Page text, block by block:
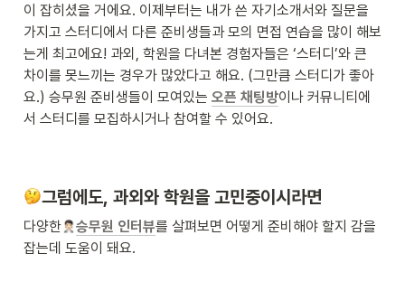
이 잡히셨을 거에요. 이제부터는 내가 쓴 자기소개서와 질문을
가지고 스터디에서 다른 준비생들과 모의 면접 연습을 많이 해보
는게 최고에요! 과외, 학원을 다녀본 경험자들은 ‘스터디’와 큰
차이를 못느끼는 경우가 많았다고 해요. (그만큼 스터디가 좋아
요.) 승무원 준비생들이 모여있는 오픈 채팅방이나 커뮤니티에
서 스터디를 모집하시거나 참여할 수 있어요.
그럼에도, 과외와 학원을 고민중이시라면
다양한 승무원 인터뷰를 살펴보면 어떻게 준비해야 할지 감을
잡는데 도움이 돼요.